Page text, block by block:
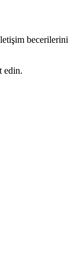
becerilerini
edin.